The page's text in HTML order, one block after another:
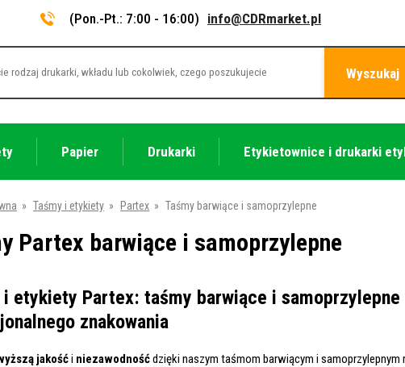
(Pon.-Pt.: 7:00 - 16:00) info@CDRmarket.pl
Wyszukaj
Papier Drukarki Etykietownice i drukarki
» Taśmy i etykiety » Partex » Taśmy barwiące i samoprzylepne
Partex barwiące i samoprzylepne
i etykiety Partex: taśmy barwiące i samoprzylepne
znakowania
jakośći niezawodnośćdzięki naszym taśmom barwiącym i samoprzylepnym